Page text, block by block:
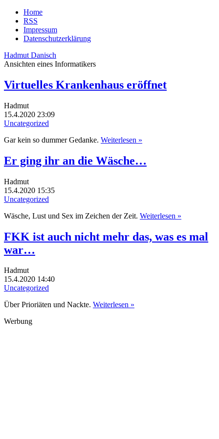
Home
RSS
Impressum
Datenschutzerklärung
Hadmut Danisch
Ansichten eines Informatikers
Virtuelles Krankenhaus eröffnet
Hadmut
15.4.2020 23:09
Uncategorized
Gar kein so dummer Gedanke. Weiterlesen »
Er ging ihr an die Wäsche…
Hadmut
15.4.2020 15:35
Uncategorized
Wäsche, Lust und Sex im Zeichen der Zeit. Weiterlesen »
FKK ist auch nicht mehr das, was es mal
war…
Hadmut
15.4.2020 14:40
Uncategorized
Über Prioriäten und Nackte. Weiterlesen »
Werbung